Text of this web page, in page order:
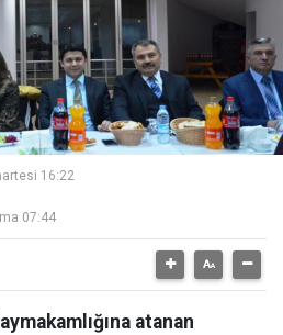
16:22
07:44
atanan